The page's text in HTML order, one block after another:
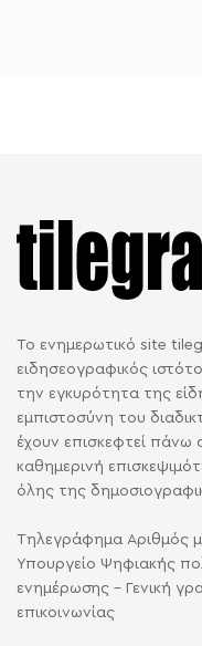
Το ενημερωτικό site
ειδησεογραφικός
την εγκυρότητα της
εμπιστοσύνη του
έχουν επισκεφτεί πάνω
καθημερινή
όλης της
Τηλεγράφημα Αριθμός
Υπουργείο Ψηφιακής
ενημέρωσης - Γενική
επικοινωνίας